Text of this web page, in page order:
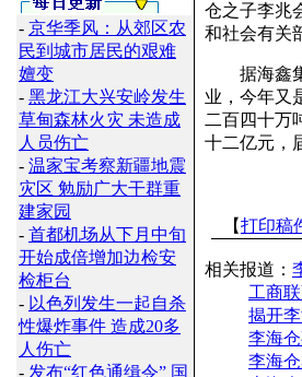
- 京华季风：从郊区农
民到城市居民的艰难
嬗变
- 黑龙江大兴安岭发生
草甸森林火灾 未造成
人员伤亡
- 温家宝考察新疆地震
灾区 勉励广大干群重
建家园
- 首都机场从下月中旬
开始成倍增加边检安
检柜台
- 以色列发生一起自杀
性爆炸事件 造成20多
人伤亡
- 发布“红色通缉令” 国
仓之子李兆
和社会有关
据海鑫集
业，今年又
二百四十万
十二亿元，
【打印稿
相关报道：
工商
揭开
李海
李海